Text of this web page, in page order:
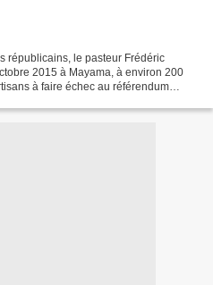
républicains, le pasteur Frédéric
2015 à Mayama, à environ 200
à faire échec au référendum